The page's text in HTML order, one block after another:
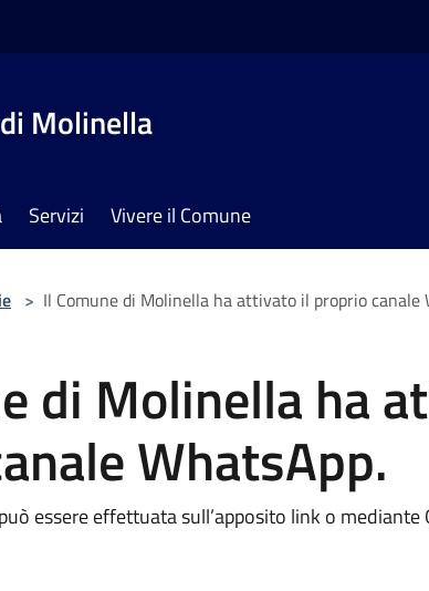
Molinella
Servizi Vivere il Comune
> Il Comune di Molinella ha attivato il proprio canale
di Molinella ha
WhatsApp.
essere effettuata sull’apposito link o mediante